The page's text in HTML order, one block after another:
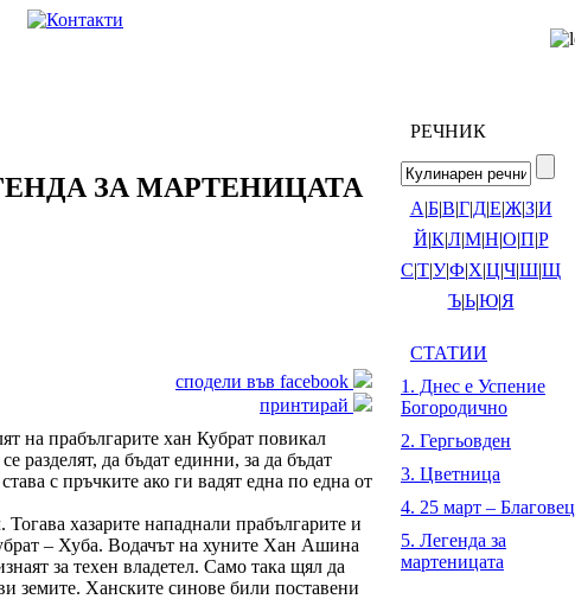
ЗА МАРТЕНИЦАТА
сподели във facebook
принтирай
на прабългарите хан Кубрат повикал
разделят, да бъдат единни, за да бъдат
с пръчките ако ги вадят една по една от
хазарите нападнали прабългарите и
– Хуба. Водачът на хуните Хан Ашина
за техен владетел. Само така щял да
земите. Ханските синове били поставени
РЕЧНИК
А|Б|В|Г|Д|Е|Ж|З|И
Й|К|Л|М|Н|О|П|Р
С|Т|У|Ф|Х|Ц|Ч|Ш|Щ
Ъ|Ь|Ю|Я
СТАТИИ
1. Днес е Успение
Богородично
2. Гергьовден
3. Цветница
4. 25 март – Благовец
5. Легенда за
мартеницата